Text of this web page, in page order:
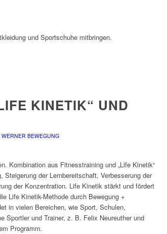
und Sportschuhe mitbringen.
KINETIK“ UND F
BEWEGUNG
Kombination aus Fitnesstraining und „Life Kinetik“
der Lernbereitschaft, Verbesserung der
der Konzentration. Life Kinetik stärkt und fördert
Life Kinetik-Methode durch Bewegung +
in vielen Bereichen, wie Sport, Schulen,
Sportler und Trainer, z. B. Felix Neureuther und
Programm.